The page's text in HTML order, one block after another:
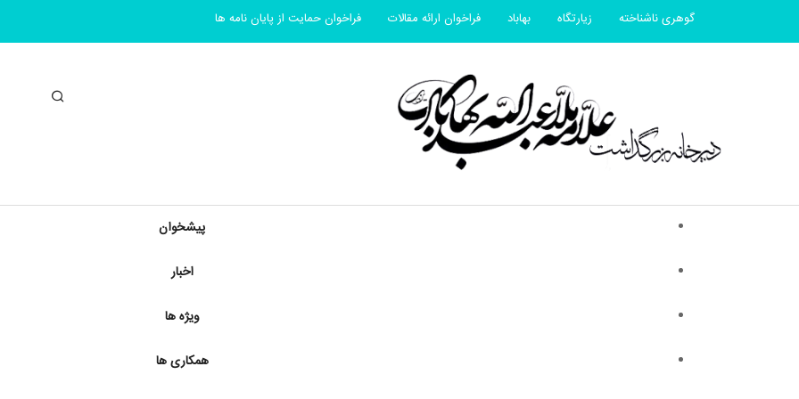
گوهری ناشناخته زیارتگاه بهاباد فراخوان ارائه مقالات فراخوان حمایت از پایان نامه ها
جستجو
پیشخوان
اخبار
ویژه ها
همکاری ها